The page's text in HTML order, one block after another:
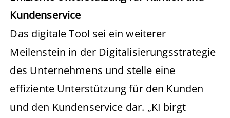
Kundenservice
Das digitale Tool sei ein weiterer
Meilenstein in der Digitalisierungsstrategie
des Unternehmens und stelle eine
effiziente Unterstützung für den Kunden
und den Kundenservice dar. „KI birgt